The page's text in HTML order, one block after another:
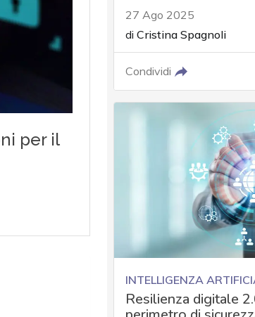
27 Ago 2025
di Cristina Spagnoli
Condividi
INTELLIGENZA
Resilienza digitale